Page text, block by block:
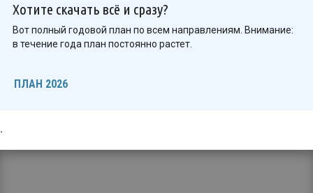
Хотите скачать всё и сразу?
Вот полный годовой план по всем направлениям. Внимание:
в течение года план постоянно растет.
ПЛАН 2026